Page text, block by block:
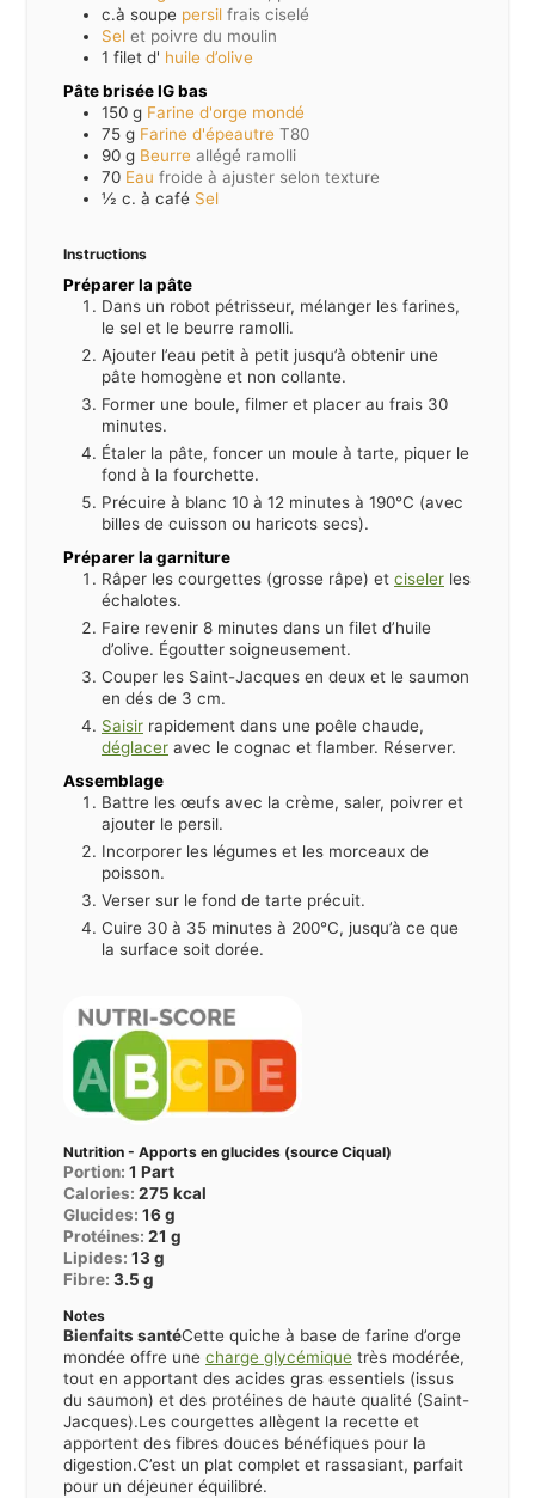
c.à soupe persil frais ciselé
Sel et poivre du moulin
1 filet d' huile d’olive
Pâte brisée IG bas
150 g Farine d'orge mondé
75 g Farine d'épeautre T80
90 g Beurre allégé ramolli
70 Eau froide à ajuster selon texture
½ c. à café Sel
Instructions
Préparer la pâte
Dans un robot pétrisseur, mélanger les farines,
le sel et le beurre ramolli.
Ajouter l’eau petit à petit jusqu’à obtenir une
pâte homogène et non collante.
Former une boule, filmer et placer au frais 30
minutes.
Étaler la pâte, foncer un moule à tarte, piquer le
fond à la fourchette.
Précuire à blanc 10 à 12 minutes à 190°C (avec
billes de cuisson ou haricots secs).
Préparer la garniture
Râper les courgettes (grosse râpe) et ciseler les
échalotes.
Faire revenir 8 minutes dans un filet d’huile
d’olive. Égoutter soigneusement.
Couper les Saint-Jacques en deux et le saumon
en dés de 3 cm.
Saisir rapidement dans une poêle chaude,
déglacer avec le cognac et flamber. Réserver.
Assemblage
Battre les œufs avec la crème, saler, poivrer et
ajouter le persil.
Incorporer les légumes et les morceaux de
poisson.
Verser sur le fond de tarte précuit.
Cuire 30 à 35 minutes à 200°C, jusqu’à ce que
la surface soit dorée.
Nutrition - Apports en glucides (source Ciqual)
Portion: 1 Part
Calories: 275 kcal
Glucides: 16g
Protéines: 21 g
Lipides: 13 g
Fibre: 3.5 g
Notes
Bienfaits santéCette quiche à base de farine d’orge
mondée offre une charge glycémique très modérée,
tout en apportant des acides gras essentiels (issus
du saumon) et des protéines de haute qualité (Saint-
Jacques).Les courgettes allègent la recette et
apportent des fibres douces bénéfiques pour la
digestion.C’est un plat complet et rassasiant, parfait
pour un déjeuner équilibré.